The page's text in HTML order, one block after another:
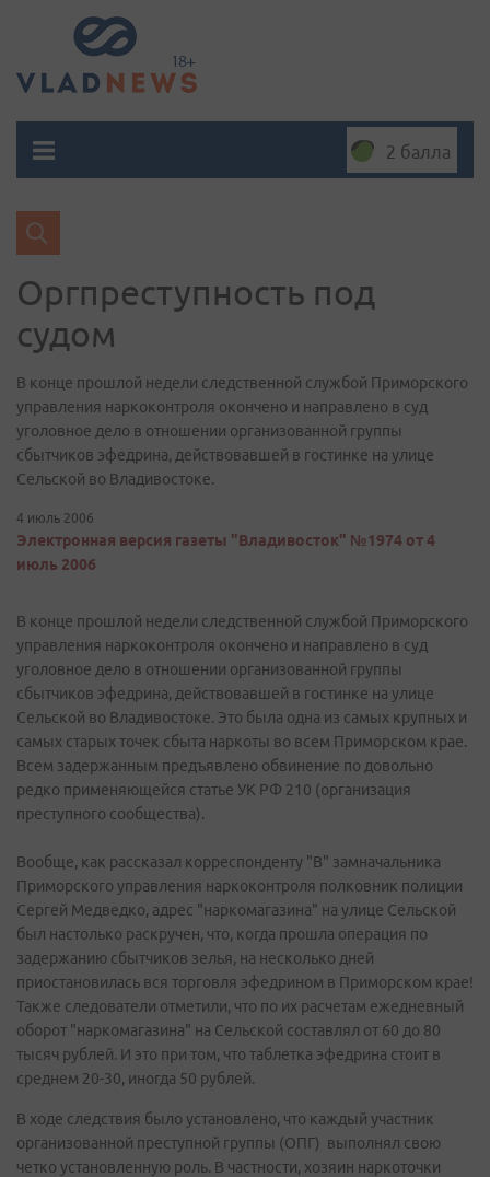
2 балла
Оргпреступность под
судом
В конце прошлой недели следственной службой Приморского
управления наркоконтроля окончено и направлено в суд
уголовное дело в отношении организованной группы
сбытчиков эфедрина, действовавшей в гостинке на улице
Сельской во Владивостоке.
4 июль 2006
Электронная версия газеты "Владивосток" №1974 от 4
июль 2006
В конце прошлой недели следственной службой Приморского
управления наркоконтроля окончено и направлено в суд
уголовное дело в отношении организованной группы
сбытчиков эфедрина, действовавшей в гостинке на улице
Сельской во Владивостоке. Это была одна из самых крупных и
самых старых точек сбыта наркоты во всем Приморском крае.
Всем задержанным предъявлено обвинение по довольно
редко применяющейся статье УК РФ 210 (организация
преступного сообщества).
Вообще, как рассказал корреспонденту "В" замначальника
Приморского управления наркоконтроля полковник полиции
Сергей Медведко, адрес "наркомагазина" на улице Сельской
был настолько раскручен, что, когда прошла операция по
задержанию сбытчиков зелья, на несколько дней
приостановилась вся торговля эфедрином в Приморском крае!
Также следователи отметили, что по их расчетам ежедневный
оборот "наркомагазина" на Сельской составлял от 60 до 80
тысяч рублей. И это при том, что таблетка эфедрина стоит в
среднем 20-30, иногда 50 рублей.
В ходе следствия было установлено, что каждый участник
организованной преступной группы (ОПГ) выполнял свою
четко установленную роль. В частности, хозяин наркоточки